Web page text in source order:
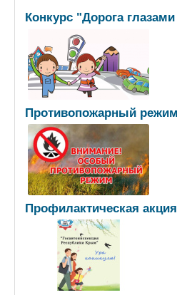
Конкурс "Дорога
Противопожарный режим
Профилактическая